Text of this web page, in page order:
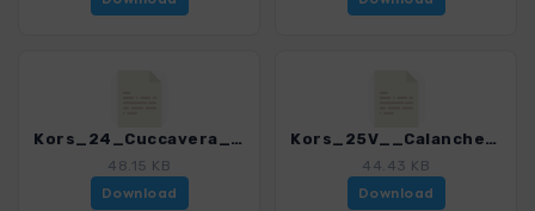
Kors_24_Cuccavera_4280_18.gpx
48.15 KB
Download
Kors_25V__Calanche_4280_18.gpx
44.43 KB
Download